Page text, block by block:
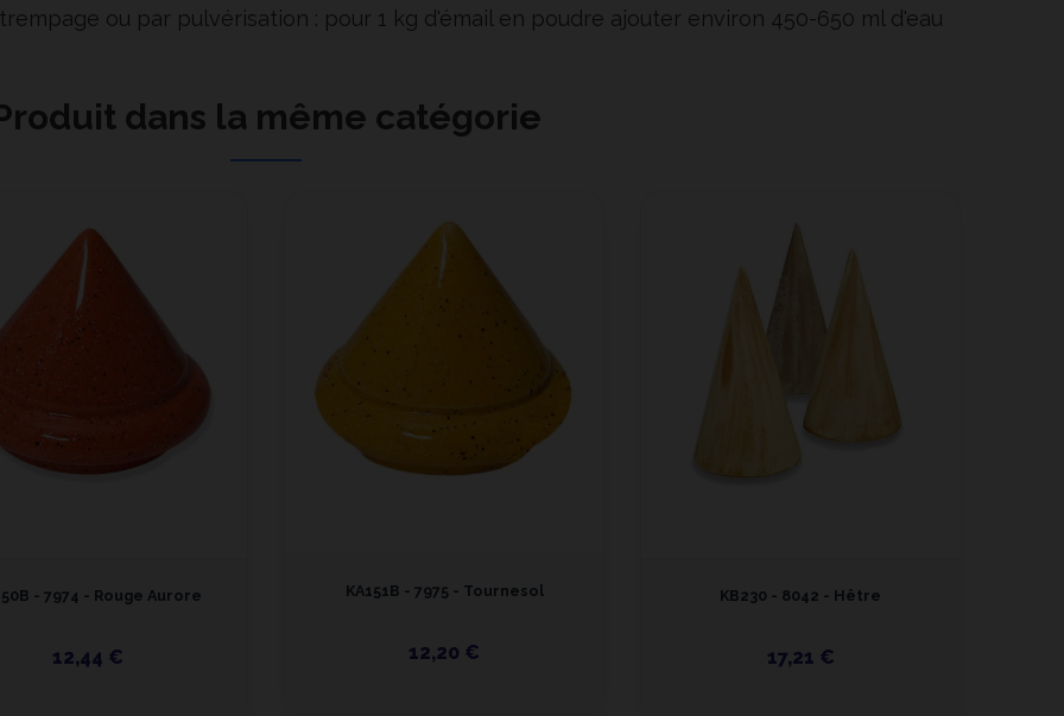
ou par pulvérisation : pour 1 kg d'émail en poudre ajouter environ 450-650 ml d'eau
dans la même catégorie
- 7974 - Rouge Aurore
12,44 €
KA151B - 7975 - Tournesol
12,20 €
KB230 - 8042 - Hêtre
17,21 €